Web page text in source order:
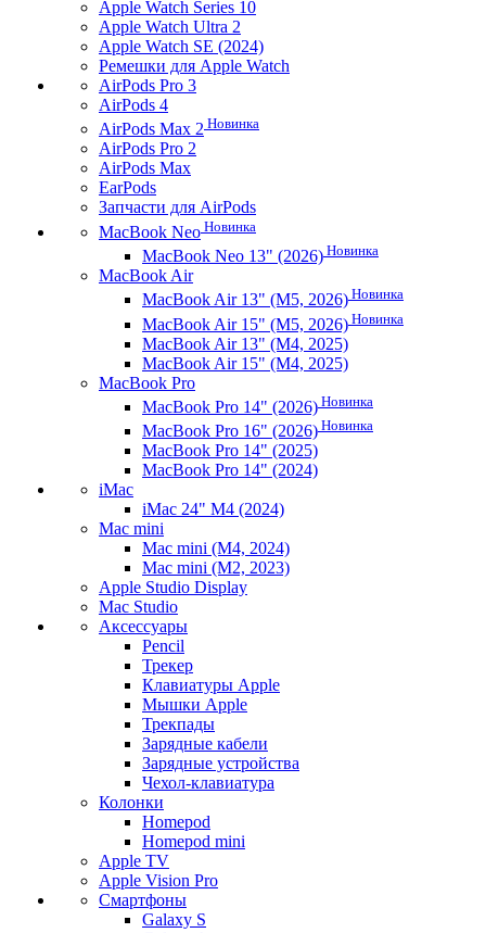
Apple Watch Series 10
Apple Watch Ultra 2
Apple Watch SE (2024)
Ремешки для Apple Watch
AirPods Pro 3
AirPods 4
AirPods Max 2 Новинка
AirPods Pro 2
AirPods Max
EarPods
Запчасти для AirPods
MacBook Neo Новинка
MacBook Neo 13" (2026) Новинка
MacBook Air
MacBook Air 13" (M5, 2026) Новинка
MacBook Air 15" (M5, 2026) Новинка
MacBook Air 13" (M4, 2025)
MacBook Air 15" (M4, 2025)
MacBook Pro
MacBook Pro 14" (2026) Новинка
MacBook Pro 16" (2026) Новинка
MacBook Pro 14" (2025)
MacBook Pro 14" (2024)
iMac
iMac 24" M4 (2024)
Mac mini
Mac mini (M4, 2024)
Mac mini (M2, 2023)
Apple Studio Display
Mac Studio
Аксессуары
Pencil
Трекер
Клавиатуры Apple
Мышки Apple
Трекпады
Зарядные кабели
Зарядные устройства
Чехол-клавиатура
Колонки
Homepod
Homepod mini
Apple TV
Apple Vision Pro
Смартфоны
Galaxy S